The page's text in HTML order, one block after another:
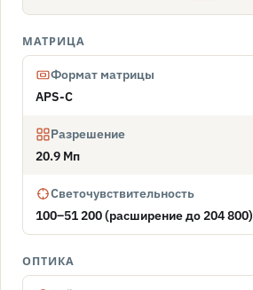
МАТРИЦА
Формат матрицы
APS-C
Разрешение
20.9 Мп
Светочувствительность
100–51 200 (расширение до 204 800)
ОПТИКА